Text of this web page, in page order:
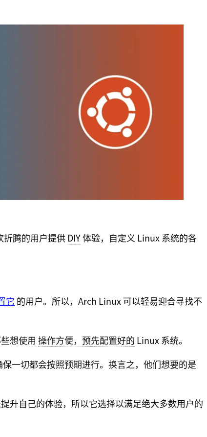
折腾的用户提供DIY体验，自定义 Linux 系统的各
它 的用户。所以，Arch Linux 可以轻易迎合寻找不
想使用 操作方便，预先配置好的 Linux 系统。
一切都会按照预期进行。换言之，他们想要的是
升自己的体验，所以它选择以满足绝大多数用户的